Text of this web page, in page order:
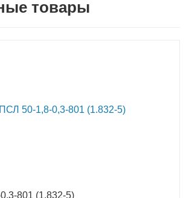
товары
801 (1.832-5)